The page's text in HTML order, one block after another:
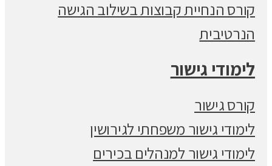
קורס הנחיית קבוצות בשילוב הגישה
הנרטיבית
לימודי גישור
קורס גישור
לימודי גישור משפחתי לגירושין
לימודי גישור למנהלים בכירים